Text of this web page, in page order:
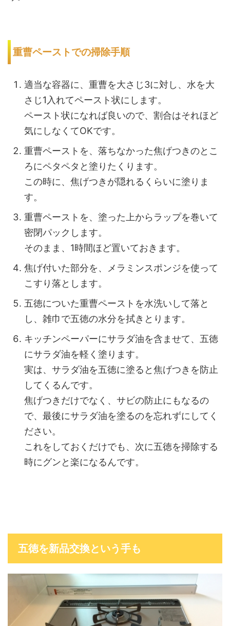
重曹ペーストでの掃除手順
適当な容器に、重曹を大さじ3に対し、水を大
さじ1入れてペースト状にします。
ペースト状になれば良いので、割合はそれほど
気にしなくてOKです。
重曹ペーストを、落ちなかった焦げつきのとこ
ろにペタペタと塗りたくります。
この時に、焦げつきが隠れるくらいに塗りま
す。
重曹ペーストを、塗った上からラップを巻いて
密閉パックします。
そのまま、1時間ほど置いておきます。
焦げ付いた部分を、メラミンスポンジを使って
こすり落とします。
五徳についた重曹ペーストを水洗いして落と
し、雑巾で五徳の水分を拭きとります。
キッチンペーパーにサラダ油を含ませて、五徳
にサラダ油を軽く塗ります。
実は、サラダ油を五徳に塗ると焦げつきを防止
してくるんです。
焦げつきだけでなく、サビの防止にもなるの
で、最後にサラダ油を塗るのを忘れずにしてく
ださい。
これをしておくだけでも、次に五徳を掃除する
時にグンと楽になるんです。
五徳を新品交換という手も